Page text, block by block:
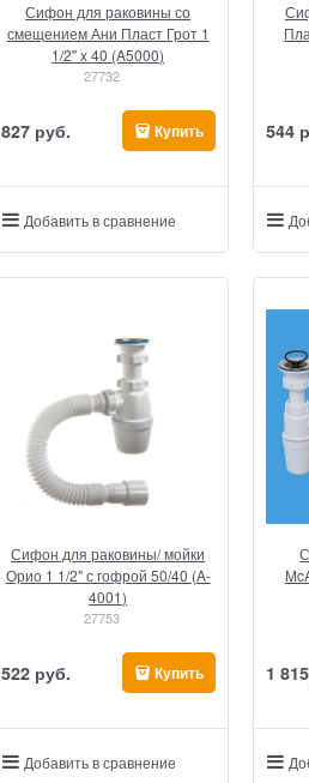
Сифон для раковины со
смещением Ани Пласт Грот 1
1/2" x 40 (A5000)
27732
827 руб. Купить
Добавить в сравнение
544
Сифон для раковины/ мойки
Орио 1 1/2" с гофрой 50/40 (A-
4001)
27753
522 руб. Купить
Добавить в сравнение
1 815